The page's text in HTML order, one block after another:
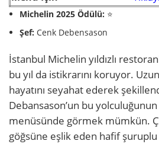
Michelin 2025 Ödülü: ⭐
Şef: Cenk Debensason
İstanbul Michelin yıldızlı
bu yıl da istikrarını koruyor.
hayatını seyahat ederek
Debansason’un bu
menüsünde görmek mümkün.
göğsüne eşlik eden hafif